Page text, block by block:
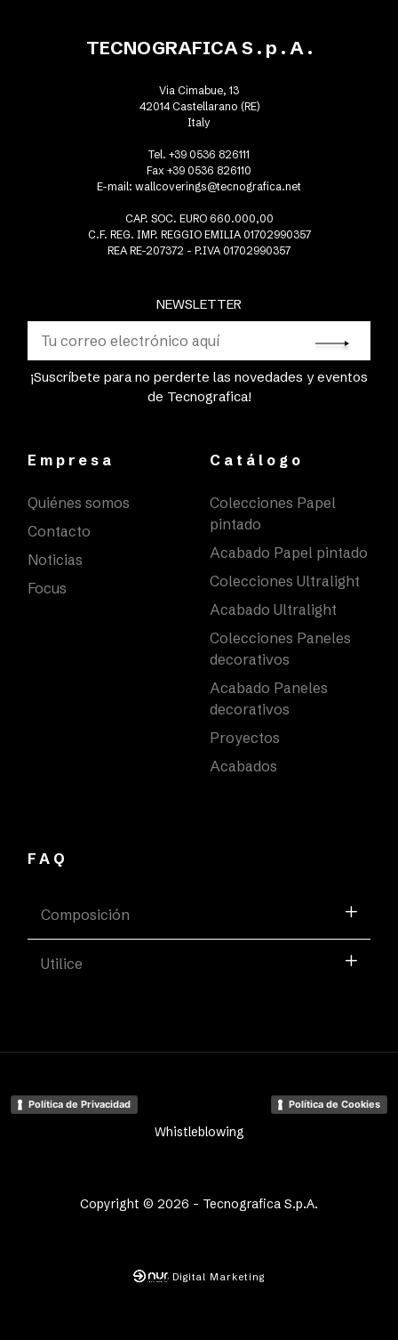
NEWSLETTER
¡Suscríbete para no perderte las novedades y eventos
de Tecnografica!
TECNOGRAFICA S . p . A .
Via Cimabue, 13
42014 Castellarano (RE)
Italy
Tel. +39 0536 826111
Fax +39 0536 826110
E-mail: wallcoverings@tecnografica.net
CAP. SOC. EURO 660.000,00
C.F. REG. IMP. REGGIO EMILIA 01702990357
REA RE-207372 - P.IVA 01702990357
Empresa
Quiénes somos
Contacto
Noticias
Focus
Catálogo
Colecciones Papel
pintado
Acabado Papel pintado
Colecciones Ultralight
Acabado Ultralight
Colecciones Paneles
decorativos
Acabado Paneles
decorativos
Proyectos
Acabados
FAQ
Composición
Utilice
Copyright © 2026 - Tecnografica S.p.A.
Política de Privacidad Política de Cookies
Whistleblowing
Digital Marketing